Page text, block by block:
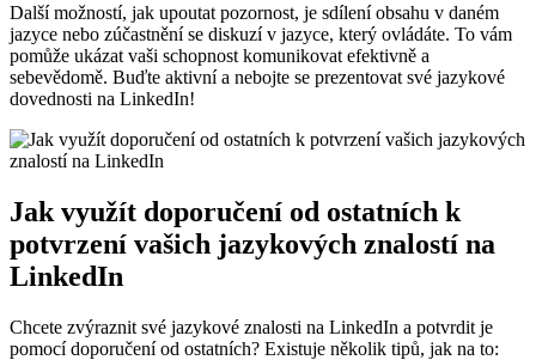
Další možností, jak‍ upoutat⁤ pozornost, je sdílení obsahu v ⁢daném
jazyce nebo zúčastnění⁤ se diskuzí v jazyce, který ⁢ovládáte. ‍To vám
pomůže ukázat vaši schopnost ⁣komunikovat efektivně⁣ a
sebevědomě.⁢ Buďte aktivní a nebojte se prezentovat⁤ své jazykové
dovednosti na LinkedIn!
Jak využít doporučení od ostatních k
potvrzení vašich jazykových znalostí na
⁤LinkedIn
Chcete zvýraznit své jazykové ‌znalosti na LinkedIn a potvrdit je⁢
pomocí doporučení od ostatních? Existuje několik tipů, jak na to: